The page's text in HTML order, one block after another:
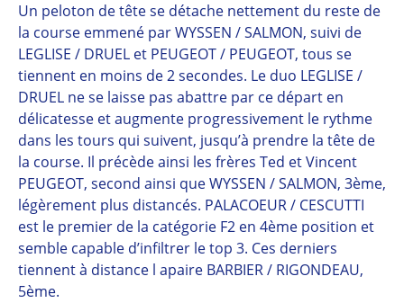
Un peloton de tête se détache nettement du reste de
la course emmené par WYSSEN / SALMON, suivi de
LEGLISE / DRUEL et PEUGEOT / PEUGEOT, tous se
tiennent en moins de 2 secondes. Le duo LEGLISE /
DRUEL ne se laisse pas abattre par ce départ en
délicatesse et augmente progressivement le rythme
dans les tours qui suivent, jusqu’à prendre la tête de
la course. Il précède ainsi les frères Ted et Vincent
PEUGEOT, second ainsi que WYSSEN / SALMON, 3ème,
légèrement plus distancés. PALACOEUR / CESCUTTI
est le premier de la catégorie F2 en 4ème position et
semble capable d’infiltrer le top 3. Ces derniers
tiennent à distance l apaire BARBIER / RIGONDEAU,
5ème.